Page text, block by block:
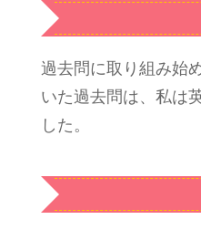
過去問に取り組み始
いた過去問は、私は
した。